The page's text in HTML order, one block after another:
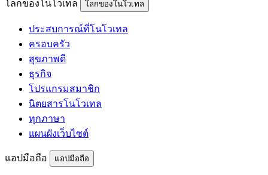
โลกของโนโวเทล โลกของโนโวเทล
ประสบการณ์ที่โนโวเทล
ครอบครัว
สุขภาพดี
ธุรกิจ
โปรแกรมสมาชิก
นิตยสารโนโวเทล
ทุกภาษา
แผนผังเว็บไซต์
แอปมือถือ แอปมือถือ